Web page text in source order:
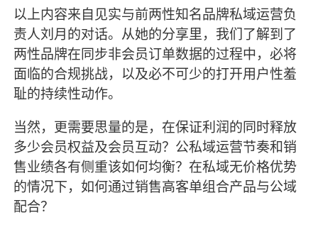
以上内容来自见实与前两性知名品牌私域运营负
责人刘月的对话。从她的分享里，我们了解到了
两性品牌在同步非会员订单数据的过程中，必将
面临的合规挑战，以及必不可少的打开用户性羞
耻的持续性动作。
当然，更需要思量的是，在保证利润的同时释放
多少会员权益及会员互动？公私域运营节奏和销
售业绩各有侧重该如何均衡？在私域无价格优势
的情况下，如何通过销售高客单组合产品与公域
配合？